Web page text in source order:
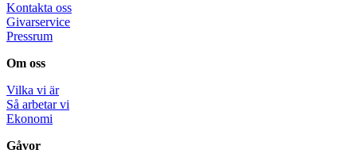
Kontakta oss
Givarservice
Pressrum
Om oss
Vilka vi är
Så arbetar vi
Ekonomi
Gåvor